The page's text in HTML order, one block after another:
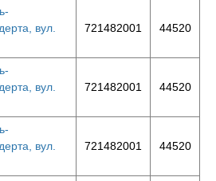
вул.
721482001 44520
вул.
721482001 44520
вул.
721482001 44520